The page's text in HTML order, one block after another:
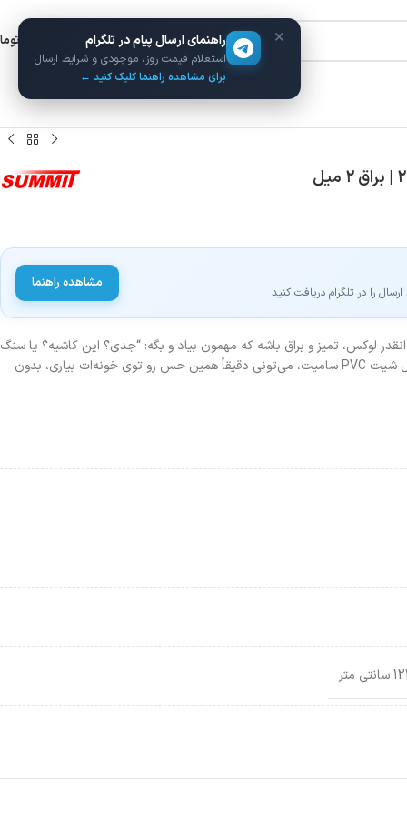
ورود / ثبت نام
را در تلگرام دریافت کنید
مشاهده راهنما
لوکس، تمیز و براق باشه که مهمون بیاد و بگه: “جدی؟ این کاشیه؟ یا سنگ
مرمر گرونه؟” خبر خوب اینه که با ماربل شیت PVC سامیت، می‌تونی دقیقاً همین حس رو توی خونه‌ات بیاری، بدون
× راهنمای ارسال پیام در تلگرام
استعلام قیمت روز، موجودی و شرایط ارسال
برای مشاهده راهنما کلیک کنید ←